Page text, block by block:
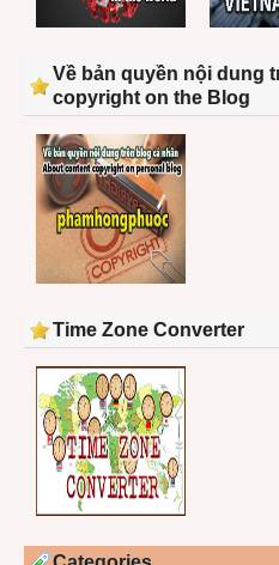
Về bản quyền nội dung
copyright on the Blog
Time Zone Converter